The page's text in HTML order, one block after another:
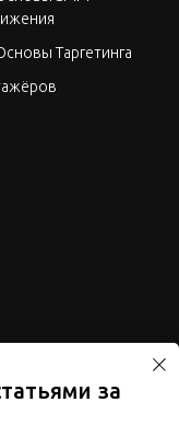
за
Таргетинга